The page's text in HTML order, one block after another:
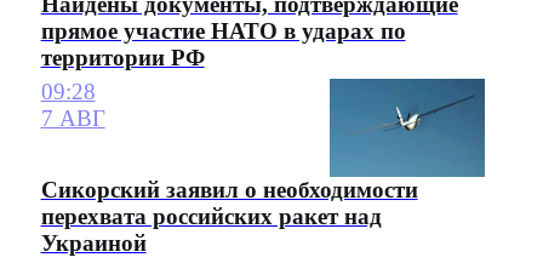
прямое участие НАТО в ударах по
территории РФ
09:28
7 АВГ
Сикорский заявил о необходимости
перехвата российских ракет над
Украиной